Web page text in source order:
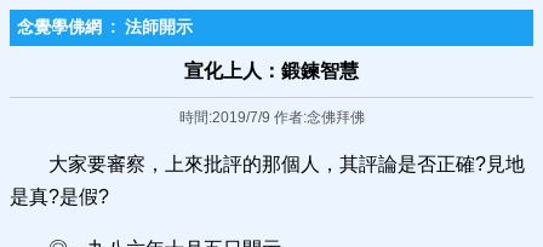
念覺學佛網 : 法師開示
宣化上人：鍛鍊智慧
時間:2019/7/9 作者:念佛拜佛
大家要審察，上來批評的那個人，其評論是否正確?見地
是真?是假?